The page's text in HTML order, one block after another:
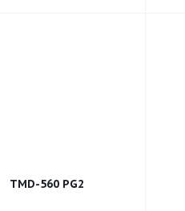
TMD-560 PG2